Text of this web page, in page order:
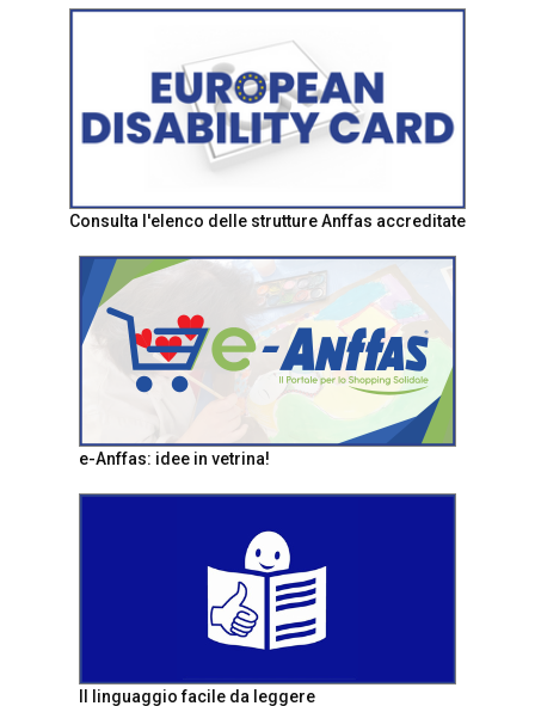
Consulta l'elenco delle strutture Anffas accreditate
e-Anffas: idee in vetrina!
Il linguaggio facile da leggere